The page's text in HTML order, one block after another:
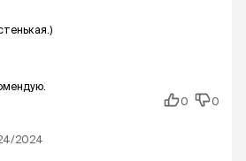
0
0
2024